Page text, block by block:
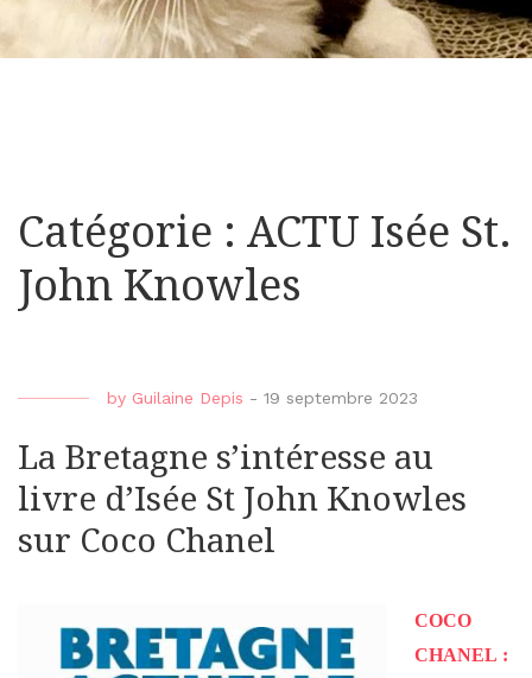
Catégorie : ACTU Isée St.
John Knowles
by Guilaine Depis - 19 septembre 2023
La Bretagne s’intéresse au
livre d’Isée St John Knowles
sur Coco Chanel
COCO
CHANEL :